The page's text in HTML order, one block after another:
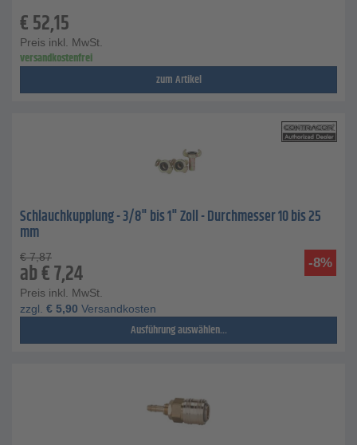
€52,15
Preis inkl. MwSt.
versandkostenfrei
zum Artikel
Schlauchkupplung - 3/8" bis 1" Zoll - Durchmesser 10 bis 25
mm
-8%
€ 7,87
ab€7,24
Preis inkl. MwSt.
zzgl. € 5,90 Versandkosten
Ausführung auswählen...